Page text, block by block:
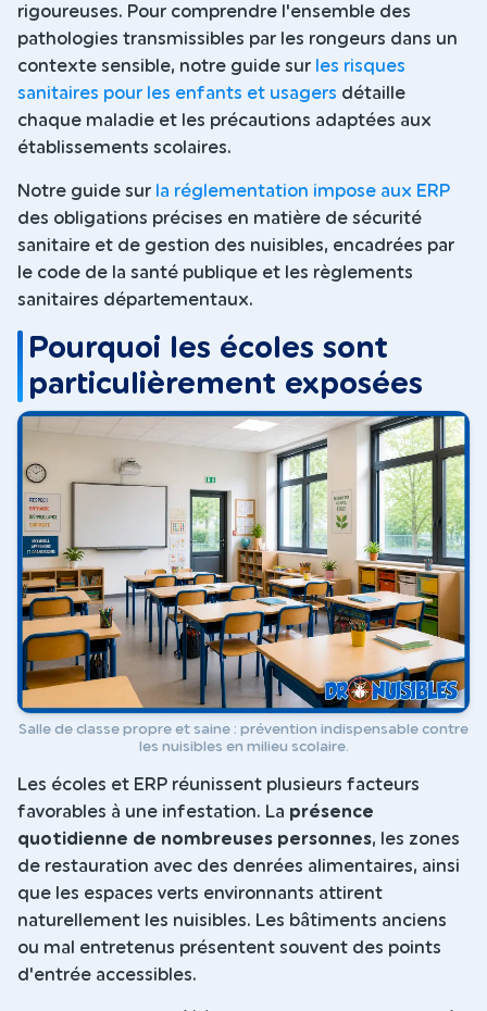
rigoureuses. Pour comprendre l'ensemble des
pathologies transmissibles par les rongeurs dans un
contexte sensible, notre guide sur les risques
sanitaires pour les enfants et usagers détaille
chaque maladie et les précautions adaptées aux
établissements scolaires.
Notre guide sur la réglementation impose aux ERP
des obligations précises en matière de sécurité
sanitaire et de gestion des nuisibles, encadrées par
le code de la santé publique et les règlements
sanitaires départementaux.
Pourquoi les écoles sont
particulièrement exposées
Salle de classe propre et saine : prévention indispensable contre
les nuisibles en milieu scolaire.
Les écoles et ERP réunissent plusieurs facteurs
favorables à une infestation. La présence
quotidienne de nombreuses personnes, les zones
de restauration avec des denrées alimentaires, ainsi
que les espaces verts environnants attirent
naturellement les nuisibles. Les bâtiments anciens
ou mal entretenus présentent souvent des points
d'entrée accessibles.